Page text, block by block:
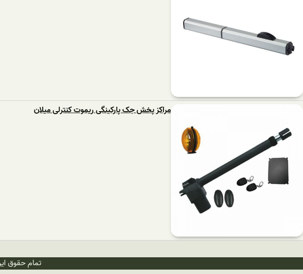
مراکز پخش جک پارکینگی ریموت کنترلی میلان
تمام حقوق